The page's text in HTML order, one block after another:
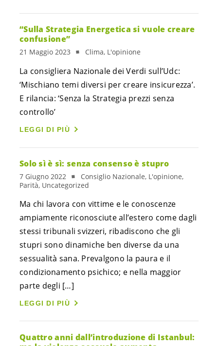
“Sulla Strategia Energetica si vuole creare
confusione”
21 Maggio 2023 Clima, L'opinione
La consigliera Nazionale dei Verdi sull’Udc:
‘Mischiano temi diversi per creare insicurezza’.
E rilancia: ‘Senza la Strategia prezzi senza
controllo’
LEGGI DI PIÙ
Solo sì è sì: senza consenso è stupro
7 Giugno 2022
Consiglio Nazionale, L'opinione,
Parità, Uncategorized
Ma chi lavora con vittime e le conoscenze
ampiamente riconosciute all’estero come dagli
stessi tribunali svizzeri, ribadiscono che gli
stupri sono dinamiche ben diverse da una
sessualità sana. Prevalgono la paura e il
condizionamento psichico; e nella maggior
parte degli […]
LEGGI DI PIÙ
Quattro anni dall’introduzione di Istanbul: